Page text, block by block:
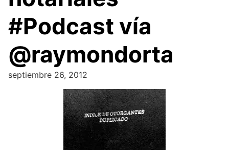
#Podcast vía
@raymondorta
septiembre 26, 2012